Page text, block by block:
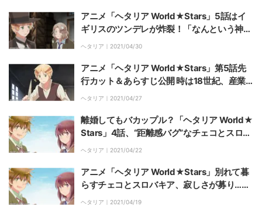
アニメ「ヘタリア World★Stars」5話はイ
ギリスのツンデレが炸裂！「なんという神
回」「可愛すぎ」と反響
ヘタリア｜ 2021/04/30
アニメ「ヘタリア World★Stars」第5話先
行カット＆あらすじ公開 時は18世紀、産業
革命！
ヘタリア｜ 2021/04/27
離婚してもバカップル？「ヘタリア World★
Stars」4話、“距離感バグ”なチェコとスロバ
キアに視聴者胸キュン
ヘタリア｜ 2021/04/22
アニメ「ヘタリア World★Stars」別れて暮
らすチェコとスロバキア、寂しさが募り…第
4話先行カット＆あらすじ公開
ヘタリア｜ 2021/04/19